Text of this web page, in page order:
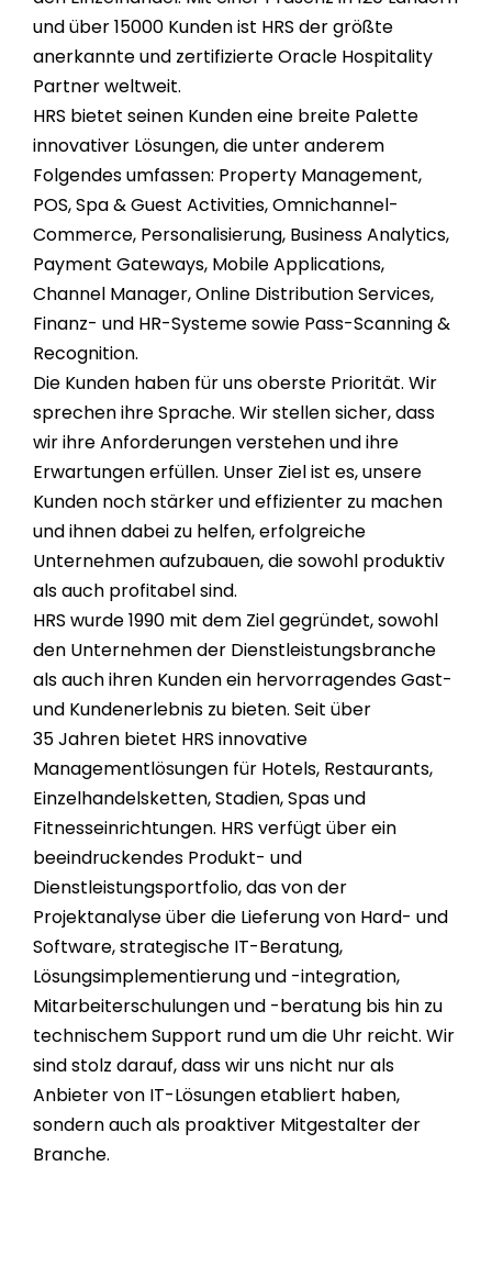
und über15000 Kunden ist HRS der größte
anerkannte und zertifizierte Oracle Hospitality
Partner weltweit.
HRS bietet seinen Kunden eine breite Palette
innovativer Lösungen, die unter anderem
Folgendes umfassen: Property Management,
POS, Spa & Guest Activities, Omnichannel-
Commerce, Personalisierung, Business Analytics,
Payment Gateways, Mobile Applications,
Channel Manager, Online Distribution Services,
Finanz- und HR-Systeme sowie Pass-Scanning &
Recognition.
Die Kunden haben für uns oberste Priorität. Wir
sprechen ihre Sprache. Wir stellen sicher, dass
wir ihre Anforderungen verstehen und ihre
Erwartungen erfüllen. Unser Ziel ist es, unsere
Kunden noch stärker und effizienter zu machen
und ihnen dabei zu helfen, erfolgreiche
Unternehmen aufzubauen, die sowohl produktiv
als auch profitabel sind.
HRS wurde 1990 mit dem Ziel gegründet, sowohl
den Unternehmen der Dienstleistungsbranche
als auch ihren Kunden ein hervorragendes Gast-
und Kundenerlebnis zu bieten. Seit über
35Jahren bietet HRS innovative
Managementlösungen für Hotels, Restaurants,
Einzelhandelsketten, Stadien, Spas und
Fitnesseinrichtungen. HRS verfügt über ein
beeindruckendes Produkt- und
Dienstleistungsportfolio, das von der
Projektanalyse über die Lieferung von Hard- und
Software, strategische IT-Beratung,
Lösungsimplementierung und -integration,
Mitarbeiterschulungen und -beratung bis hin zu
technischem Support rund um die Uhr reicht. Wir
sind stolz darauf, dass wir uns nicht nur als
Anbieter von IT-Lösungen etabliert haben,
sondern auch als proaktiver Mitgestalter der
Branche.